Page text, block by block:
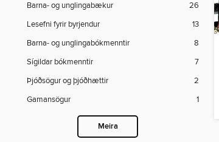
Barna- og unglingabækur
26
Lesefni fyrir byrjendur
13
Barna- og unglingabókmenntir
8
Sígildar bókmenntir
7
Þjóðsögur og þjóðhættir
2
Gamansögur
1
Meira